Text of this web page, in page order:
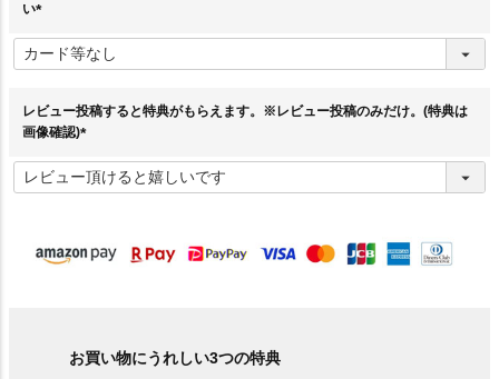
い
必
須
レビュー投稿すると特典がもらえます。※レビュー投稿のみだけ。(特典は
画像確認)
必
須
お買い物にうれしい3つの特典